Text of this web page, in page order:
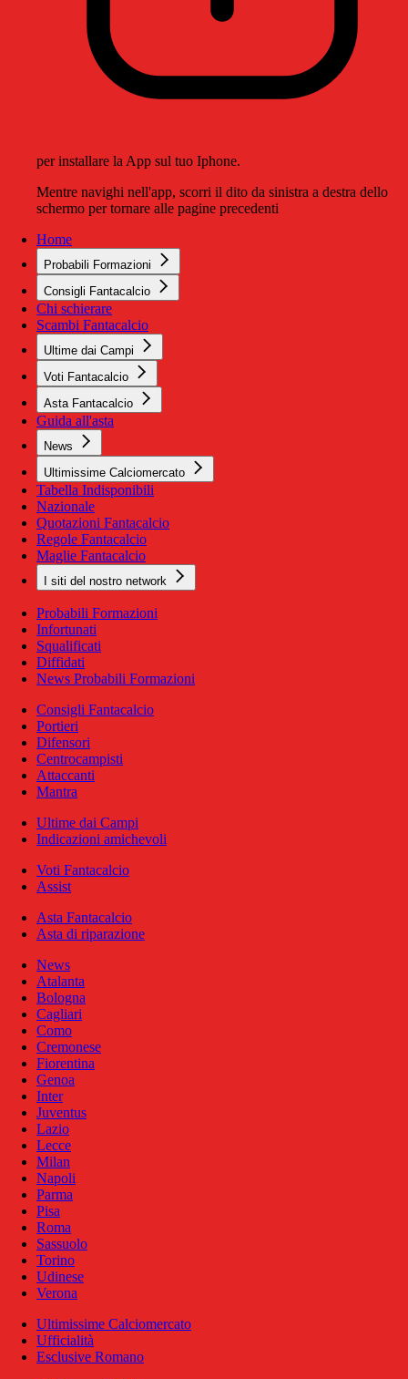
per installare la App sul tuo Iphone.
Mentre navighi nell'app, scorri il dito da sinistra a destra dello
schermo per tornare alle pagine precedenti
Home
Probabili Formazioni
Consigli Fantacalcio
Chi schierare
Scambi Fantacalcio
Ultime dai Campi
Voti Fantacalcio
Asta Fantacalcio
Guida all'asta
News
Ultimissime Calciomercato
Tabella Indisponibili
Nazionale
Quotazioni Fantacalcio
Regole Fantacalcio
Maglie Fantacalcio
I siti del nostro network
Probabili Formazioni
Infortunati
Squalificati
Diffidati
News Probabili Formazioni
Consigli Fantacalcio
Portieri
Difensori
Centrocampisti
Attaccanti
Mantra
Ultime dai Campi
Indicazioni amichevoli
Voti Fantacalcio
Assist
Asta Fantacalcio
Asta di riparazione
News
Atalanta
Bologna
Cagliari
Como
Cremonese
Fiorentina
Genoa
Inter
Juventus
Lazio
Lecce
Milan
Napoli
Parma
Pisa
Roma
Sassuolo
Torino
Udinese
Verona
Ultimissime Calciomercato
Ufficialità
Esclusive Romano